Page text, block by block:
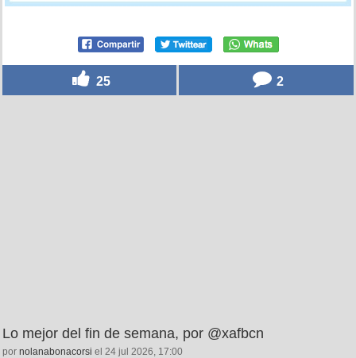
25 2
Lo mejor del fin de semana, por @xafbcn
por nolanabonacorsi el 24 jul 2026, 17:00